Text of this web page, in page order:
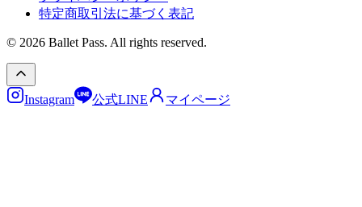
特定商取引法に基づく表記
© 2026 Ballet Pass. All rights reserved.
Instagram 公式LINE マイページ